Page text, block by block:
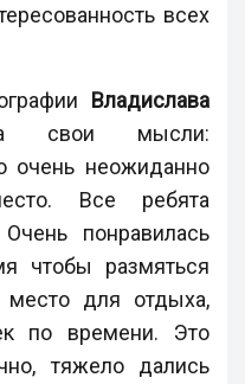
всех
Владислава
свои мысли:
очень неожиданно
Все ребята
понравилась
чтобы размяться
место для отдыха,
по времени. Это
тяжело дались